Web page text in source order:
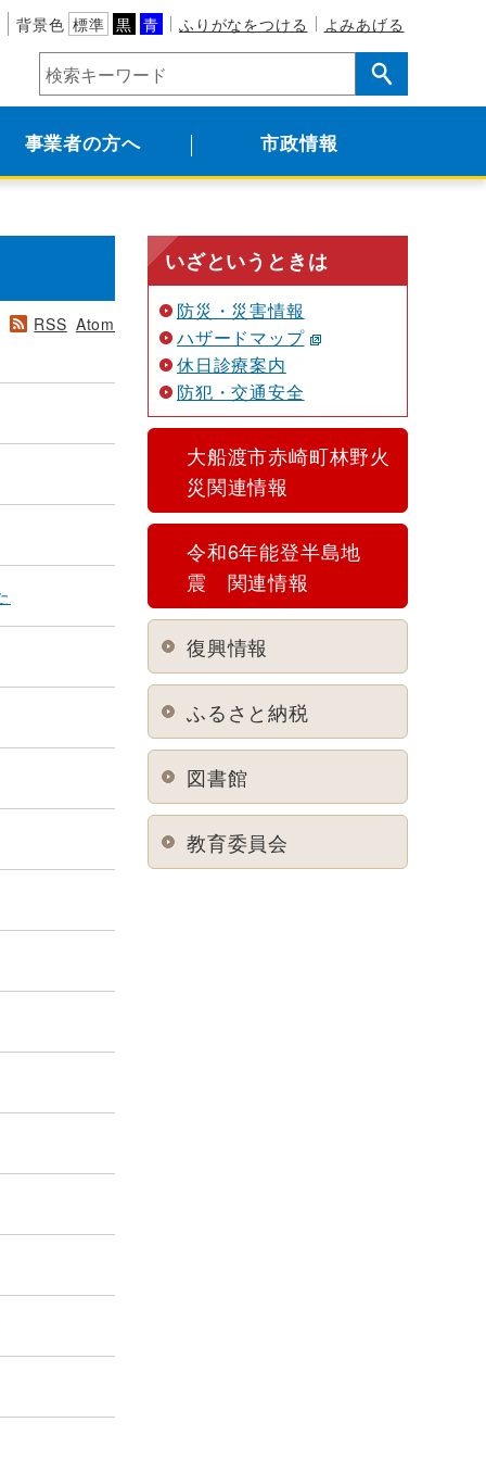
背景色 標準 黒 青 ふりがなをつける よみあげる
事業者の方へ 市政情報
RSS Atom
いざというときは
防災・災害情報
ハザードマップ
休日診療案内
防犯・交通安全
大船渡市赤崎町林野火
災関連情報
令和6年能登半島地
震 関連情報
復興情報
ふるさと納税
図書館
教育委員会